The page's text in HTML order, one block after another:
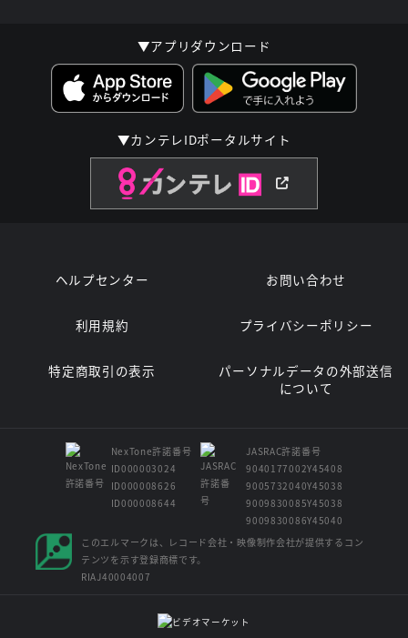
▼アプリダウンロード
▼カンテレIDポータルサイト
ヘルプセンター お問い合わせ
利用規約 プライバシーポリシー
特定商取引の表示
パーソナルデータの外部送信
について
NexTone許諾番号
ID000003024
ID000008626
ID000008644
JASRAC許諾番号
9040177002Y45408
9005732040Y45038
9009830085Y45038
9009830086Y45040
このエルマークは、レコード会社・映像制作会社が提供するコン
テンツを示す登録商標です。
RIAJ40004007